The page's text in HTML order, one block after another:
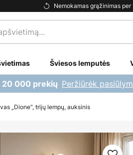
Nemokamas grąžinimas per
Šviesos lemputės
20 000 prekių Peržiūrėk
„Dione“, trijų lempų, auksinis